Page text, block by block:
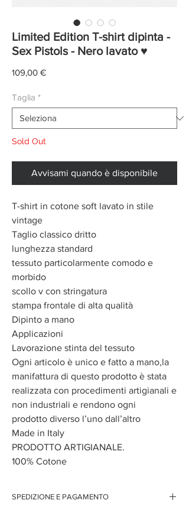
Limited Edition T-shirt dipinta -
Sex Pistols - Nero lavato ♥
109,00 €Prezzo
Taglia *
Sold Out
Avvisami quando è disponibile
T-shirt in cotone soft lavato in stile
vintage
Taglio classico dritto
lunghezza standard
tessuto particolarmente comodo e
morbido
scollo v con stringatura
stampa frontale di alta qualità
Dipinto a mano
Applicazioni
Lavorazione stinta del tessuto
Ogni articolo è unico e fatto a mano,la
manifattura di questo prodotto è stata
realizzata con procedimenti artigianali e
non industriali e rendono ogni
prodotto diverso l’uno dall’altro
Made in Italy
PRODOTTO ARTIGIANALE.
100% Cotone
SPEDIZIONE E PAGAMENTO